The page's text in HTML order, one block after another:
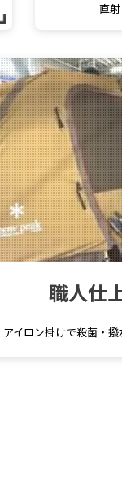
直
職人仕
アイロン掛けで殺菌・